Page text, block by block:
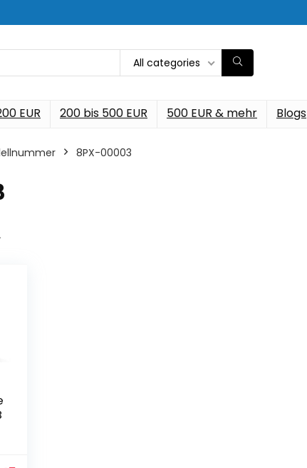
All categories
EUR 200 bis 500 EUR 500 EUR & mehr Blogs
‎8PX-00003